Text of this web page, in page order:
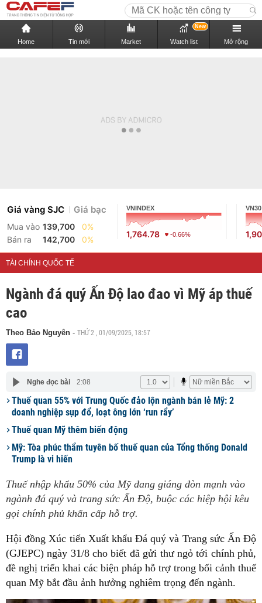
Home Tin mới Market Watch list
New
Mở rộng
Giá vàng SJC Giá bạc
Mua vào 139,700
0%
Bán ra
142,700 0%
VNINDEX
1,764.78 -0.66%
VN30
TÀI CHÍNH QUỐC TẾ
Ngành đá quý Ấn Độ lao đao vì Mỹ áp thuế
cao
Theo Bảo Nguyên - THỨ 2 , 01/09/2025, 18:57
Nghe đọc bài 2:08
Thuế quan 55% với Trung Quốc đảo lộn ngành bán lẻ Mỹ: 2
doanh nghiệp sụp đổ, loạt ông lớn ‘run rẩy’
Thuế quan Mỹ thêm biến động
Mỹ: Tòa phúc thẩm tuyên bố thuế quan của Tổng thống Donald
Trump là vi hiến
Thuế nhập khẩu 50% của Mỹ đang giáng đòn mạnh vào
ngành đá quý và trang sức Ấn Độ, buộc các hiệp hội kêu
gọi chính phủ khẩn cấp hỗ trợ.
Hội đồng Xúc tiến Xuất khẩu Đá quý và Trang sức Ấn Độ
(GJEPC) ngày 31/8 cho biết đã gửi thư ngỏ tới chính phủ,
đề nghị triển khai các biện pháp hỗ trợ trong bối cảnh thuế
quan Mỹ bắt đầu ảnh hưởng nghiêm trọng đến ngành.